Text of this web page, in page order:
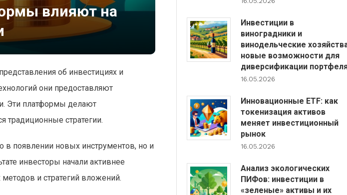
влияют на
об инвестициях и
они предоставляют
Эти платформы делают
традиционные стратегии.
в появлении новых инструментов, но и
инвесторы начали активнее
и стратегий вложений.
Инвестиции в
виноградники и
винодельческие
новые возможности для
диверсификации
16.05.2026
Инновационные ETF: как
токенизация активов
меняет инвестиционный
рынок
16.05.2026
Анализ экологических
ПИФов: инвестиции в
«зеленые» активы и их